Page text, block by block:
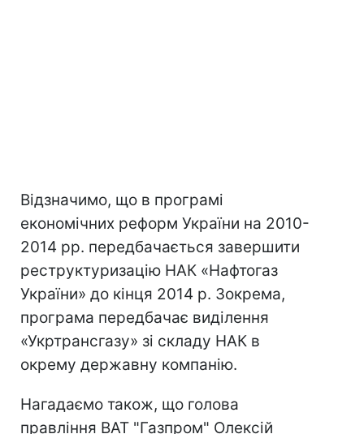
Відзначимо, що в програмі
економічних реформ України на 2010-
2014 рр. передбачається завершити
реструктуризацію НАК «Нафтогаз
України» до кінця 2014 р. Зокрема,
програма передбачає виділення
«Укртрансгазу» зі складу НАК в
окрему державну компанію.
Нагадаємо також, що голова
правління ВАТ "Газпром" Олексій